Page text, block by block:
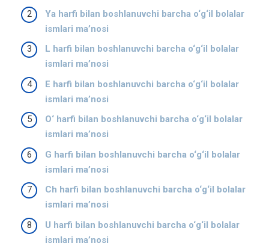
Ya harfi bilan boshlanuvchi barcha o‘g‘il bolalar
ismlari ma’nosi
L harfi bilan boshlanuvchi barcha o‘g‘il bolalar
ismlari ma’nosi
E harfi bilan boshlanuvchi barcha o‘g‘il bolalar
ismlari ma’nosi
O‘ harfi bilan boshlanuvchi barcha o‘g‘il bolalar
ismlari ma’nosi
G harfi bilan boshlanuvchi barcha o‘g‘il bolalar
ismlari ma’nosi
Ch harfi bilan boshlanuvchi barcha o‘g‘il bolalar
ismlari ma’nosi
U harfi bilan boshlanuvchi barcha o‘g‘il bolalar
ismlari ma’nosi